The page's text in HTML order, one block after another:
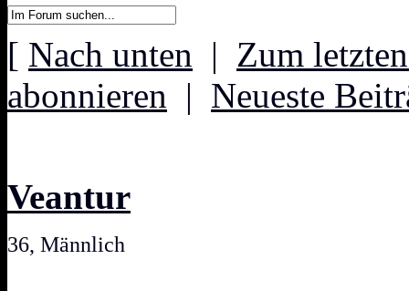
[ Nach unten | Zum
abonnieren | Neueste
Veantur
36, Männlich